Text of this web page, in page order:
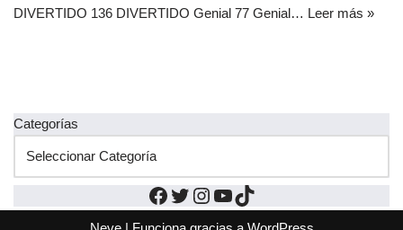
DIVERTIDO 136 DIVERTIDO Genial 77 Genial… Leer más »
Categorías